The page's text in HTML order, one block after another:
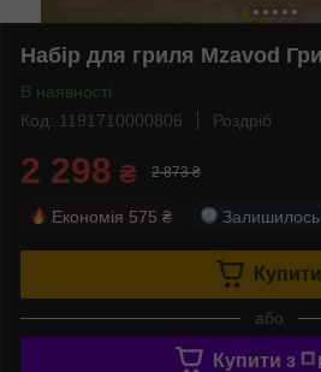
Набір для гриля Mzavod
В наявності
Код: 1191710000806
Роздріб
2 298 ₴ 2 873 ₴
Економія 575 ₴ Залишилось
Купити
або
Купити з